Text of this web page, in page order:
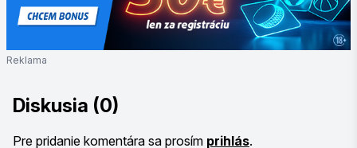
Reklama
Diskusia (0)
Pre pridanie komentára sa prosím prihlás.